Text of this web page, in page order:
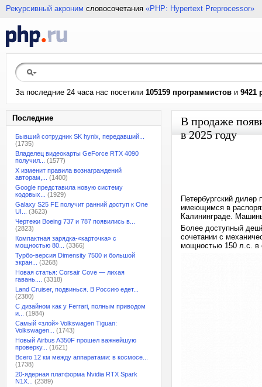
Рекурсивный акроним словосочетания «PHP: Hypertext Preprocessor»
За последние 24 часа нас посетили 105159 программистов и 9421
Последние
Бывший сотрудник SK hynix, передавший...
(1735)
Владелец видеокарты GeForce RTX 4090
получил...
(1577)
X изменит правила вознаграждений
авторам,...
(1400)
Google представила новую систему
кодовых...
(1929)
Galaxy S25 FE получит ранний доступ к One
UI...
(3623)
Чертежи Boeing 737 и 787 появились в...
(2823)
Компактная зарядка-«карточка» с
мощностью 80...
(3366)
Турбо-версия Dimensity 7500 и большой
экран...
(3268)
Новая статья: Corsair Cove — лихая
гавань....
(3318)
Land Cruiser, подвинься. В Россию едет...
(2380)
С дизайном как у Ferrari, полным приводом
и...
(1984)
Самый «злой» Volkswagen Tiguan:
Volkswagen...
(1743)
Новый Airbus A350F прошел важнейшую
проверку...
(1621)
Всего 12 км между аппаратами: в космосе...
(1738)
20-ядерная платформа Nvidia RTX Spark
N1X...
(2389)
В продаже
в 2025 году
Петербургский
имеющимся в
Калининграде.
Более доступный
сочетании с
мощностью 150 л.с. в